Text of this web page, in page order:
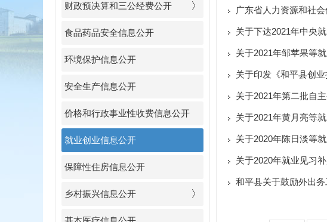
财政预决算和三公经费公开
食品药品安全信息公开
环境保护信息公开
安全生产信息公开
价格和行政事业性收费信息公开
就业创业信息公开
保障性住房信息公开
乡村振兴信息公开
广东省人力资源和社
版）》的通知
关于下达2021年中央
关于2021年邹苹果等
关于印发《和平县创
关于2021年第二批自
关于2021年黄月亮等
关于2020年陈日淡等
关于2020年就业见习
和平县关于鼓励外出